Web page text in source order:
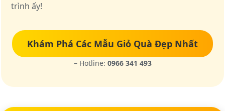
trình ấy!
Khám Phá Các Mẫu Giỏ Quà Đẹp Nhất
– Hotline: 0966 341 493